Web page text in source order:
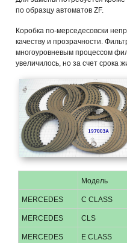
по образцу автоматов ZF.
Коробка по-мерседесовски
качеству и прозрачности.
многоуровневым процессом
увеличилось, но за счет срока
Модель
MERCEDES C CLASS
MERCEDES CLS
MERCEDES E CLASS